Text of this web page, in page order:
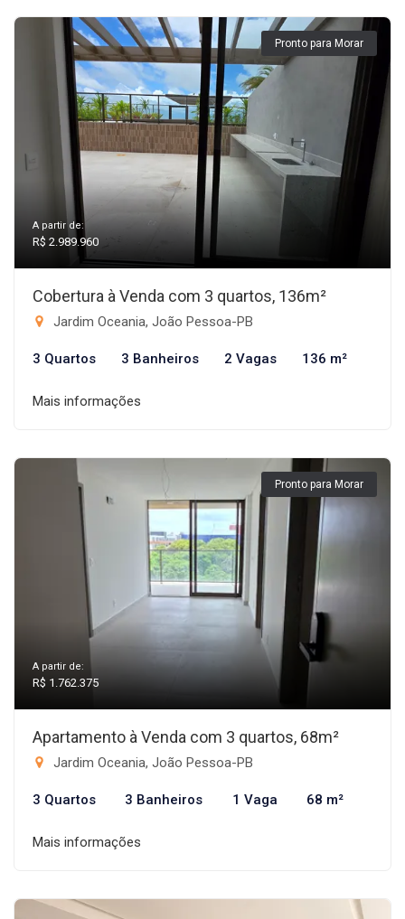
Pronto para Morar
A partir de:
R$ 2.989.960
Cobertura à Venda com 3 quartos, 136m²
Jardim Oceania, João Pessoa-PB
3 Quartos 3 Banheiros 2 Vagas 136 m²
Mais informações
Pronto para Morar
A partir de:
R$ 1.762.375
Apartamento à Venda com 3 quartos, 68m²
Jardim Oceania, João Pessoa-PB
3 Quartos 3 Banheiros 1 Vaga 68 m²
Mais informações